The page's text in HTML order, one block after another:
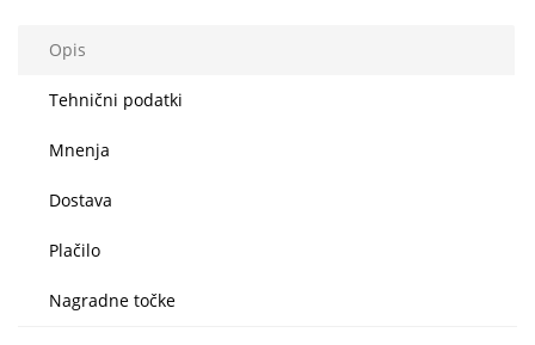
Opis
Tehnični podatki
Mnenja
Dostava
Plačilo
Nagradne točke